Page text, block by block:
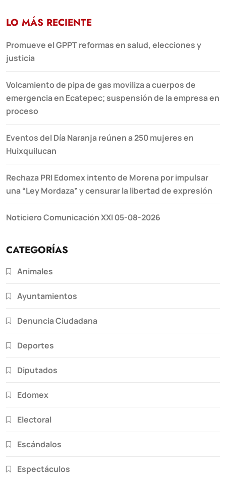
LO MÁS RECIENTE
Promueve el GPPT reformas en salud, elecciones y
justicia
Volcamiento de pipa de gas moviliza a cuerpos de
emergencia en Ecatepec; suspensión de la empresa en
proceso
Eventos del Día Naranja reúnen a 250 mujeres en
Huixquilucan
Rechaza PRI Edomex intento de Morena por impulsar
una “Ley Mordaza” y censurar la libertad de expresión
Noticiero Comunicación XXI 05-08-2026
CATEGORÍAS
Animales
Ayuntamientos
Denuncia Ciudadana
Deportes
Diputados
Edomex
Electoral
Escándalos
Espectáculos